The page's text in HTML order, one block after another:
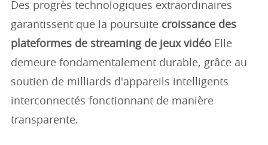
Des progrès technologiques extraordinaires
garantissent que la poursuite croissance des
plateformes de streaming de jeux vidéo Elle
demeure fondamentalement durable, grâce au
soutien de milliards d'appareils intelligents
interconnectés fonctionnant de manière
transparente.